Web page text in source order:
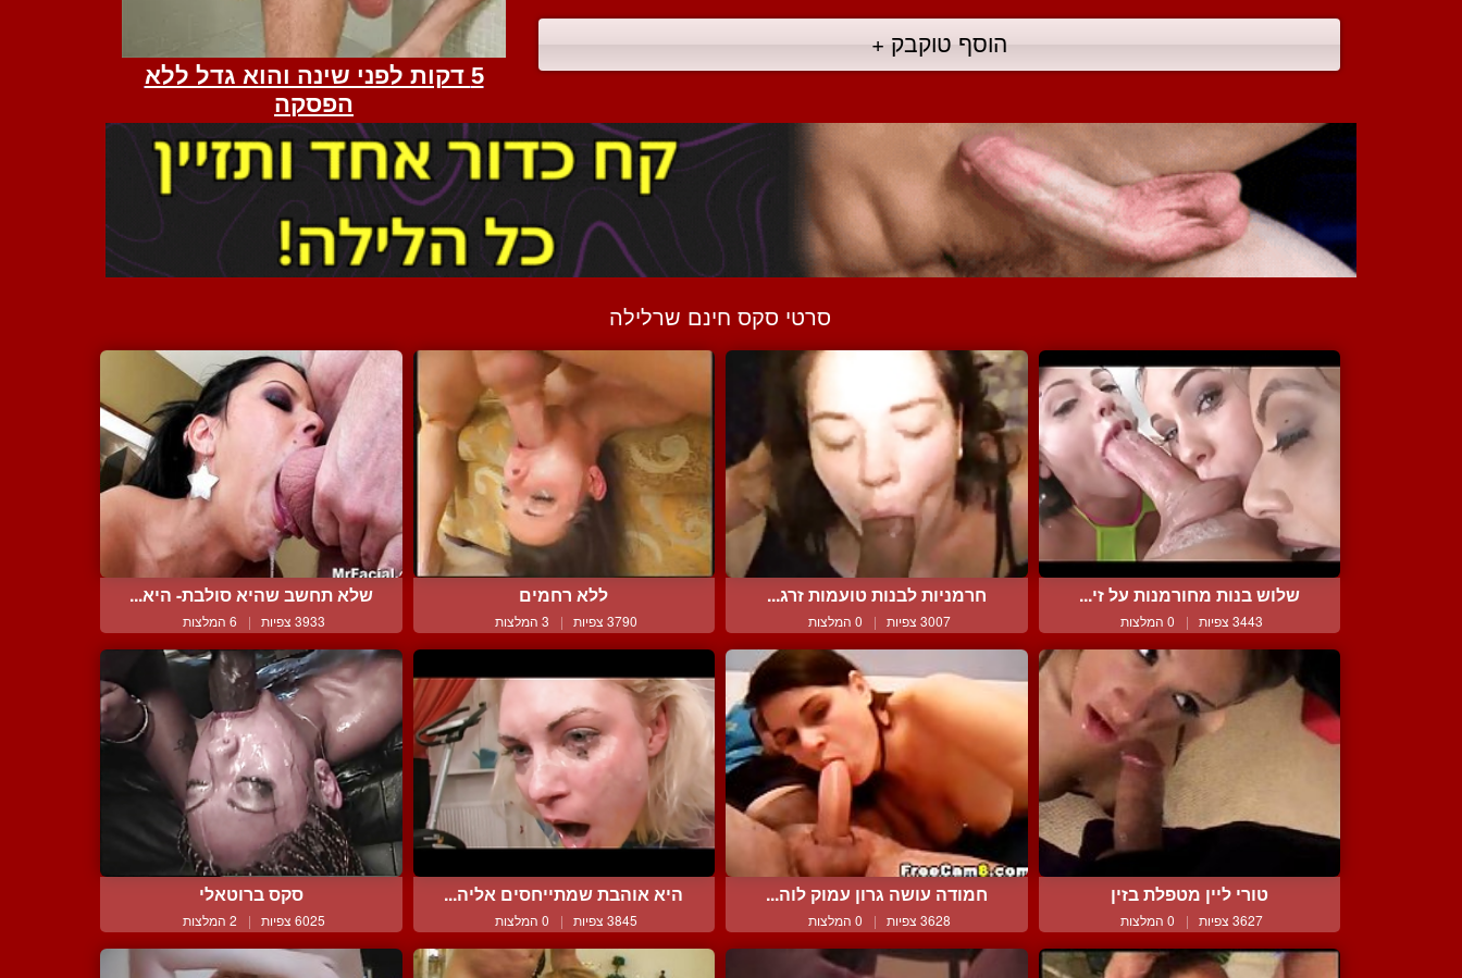
הוסף טוקבק +
סרטי סקס חינם שרלילה
שלוש בנות מחורמנות על זי...
3443 צפיות | 0 המלצות
חרמניות לבנות טועמות זרג...
3007 צפיות | 0 המלצות
ללא רחמים
3790 צפיות | 3 המלצות
שלא תחשב שהיא סולבת- היא...
3933 צפיות | 6 המלצות
טורי ליין מטפלת בזין
3627 צפיות | 0 המלצות
חמודה עושה גרון עמוק לוה...
3628 צפיות | 0 המלצות
היא אוהבת שמתייחסים אליה...
3845 צפיות | 0 המלצות
סקס ברוטאלי
6025 צפיות | 2 המלצות